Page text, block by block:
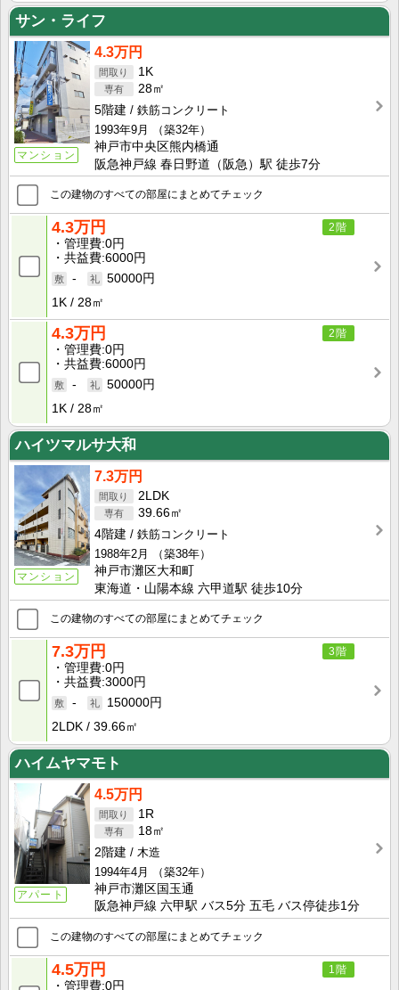
サン・ライフ
マンション
4.3万円
1K
28㎡
5階建
鉄筋コンクリート
1993年9月
（築32年）
神戸市中央区熊内橋通
阪急神戸線 春日野道（阪急）駅 徒歩7分
この建物のすべての部屋にまとめてチェック
2階
4.3万円
管理費 0円
共益費 6000円
-
50000円
1K
28㎡
2階
4.3万円
管理費 0円
共益費 6000円
-
50000円
1K
28㎡
ハイツマルサ大和
マンション
7.3万円
2LDK
39.66㎡
4階建
鉄筋コンクリート
1988年2月
（築38年）
神戸市灘区大和町
東海道・山陽本線 六甲道駅 徒歩10分
この建物のすべての部屋にまとめてチェック
3階
7.3万円
管理費 0円
共益費 3000円
-
150000円
2LDK
39.66㎡
ハイムヤマモト
アパート
4.5万円
1R
18㎡
2階建
木造
1994年4月
（築32年）
神戸市灘区国玉通
阪急神戸線 六甲駅 バス5分 五毛 バス停徒歩1分
この建物のすべての部屋にまとめてチェック
1階
4.5万円
管理費 0円